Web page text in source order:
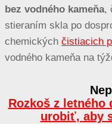
bez vodného kameňa,
stieraním skla po
chemických čistiacich
vodného kameňa na
Rozkoš z letného
urobiť, aby